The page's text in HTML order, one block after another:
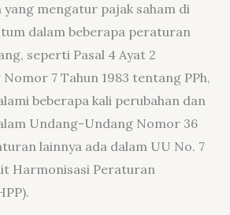
mengatur pajak saham di
dalam beberapa peraturan
seperti Pasal 4 Ayat 2
7 Tahun 1983 tentang PPh,
beberapa kali perubahan dan
Undang-Undang Nomor 36
lainnya ada dalam UU No. 7
Harmonisasi Peraturan